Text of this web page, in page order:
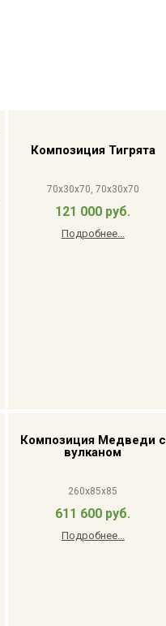
Композиция Тигрята
70x30x70, 70x30x70
121 000 руб.
Подробнее...
Композиция Медведи с
вулканом
260x85x85
611 600 руб.
Подробнее...